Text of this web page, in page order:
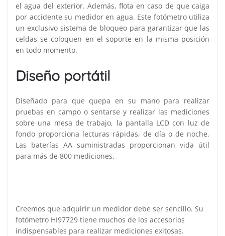
el agua del exterior. Además, flota en caso de que caiga
por accidente su medidor en agua. Este fotómetro utiliza
un exclusivo sistema de bloqueo para garantizar que las
celdas se coloquen en el soporte en la misma posición
en todo momento.
Diseño portátil
Diseñado para que quepa en su mano para realizar
pruebas en campo o sentarse y realizar las mediciones
sobre una mesa de trabajo, la pantalla LCD con luz de
fondo proporciona lecturas rápidas, de día o de noche.
Las baterías AA suministradas proporcionan vida útil
para más de 800 mediciones.
Creemos que adquirir un medidor debe ser sencillo. Su
fotómetro HI97729 tiene muchos de los accesorios
indispensables para realizar mediciones exitosas.